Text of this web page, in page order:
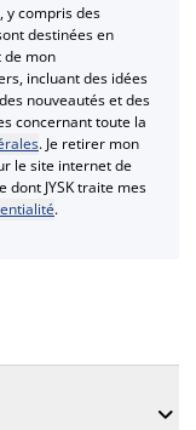
y compris des
destinées en
de mon
incluant des idées
nouveautés et des
concernant toute la
. Je retirer mon
le site internet de
dont JYSK traite mes
.
